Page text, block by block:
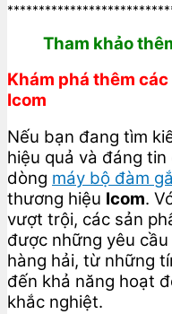
Tham khảo
Khám phá thêm
Icom
Nếu bạn đang tìm
hiệu quả và đáng
dòng máy bộ đàm
thương hiệu Icom.
vượt trội, các sản
được những yêu
hàng hải, từ những
đến khả năng hoạt
khắc nghiệt.